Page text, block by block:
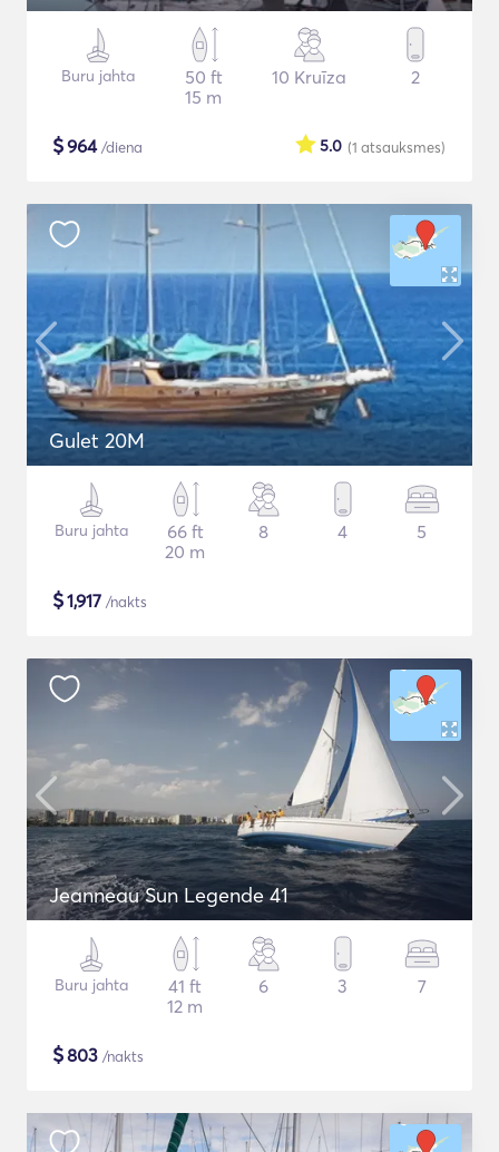
Buru jahta
50 ft
15 m
10 Kruīza 2
$964/diena (1 atsauksmes)
5.0
Gulet 20M
Buru jahta
66 ft
20 m
8 4 5
$1,917 /nakts
Jeanneau Sun Legende 41
Buru jahta
41 ft
12 m
6 3 7
$803 /nakts